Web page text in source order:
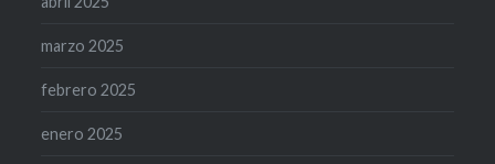
marzo 2025
febrero 2025
enero 2025